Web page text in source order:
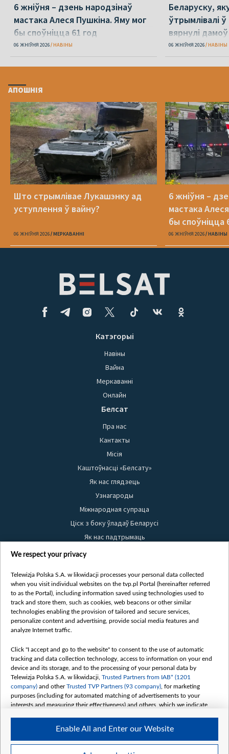
6 жніўня – дзень народзінаў
мастака Алеся Пушкіна. Яму мог
бы споўніцца 61 год
06 ЖНІЎНЯ 2026 НАВІНЫ
Беларуску,
ўтрымлівалі ў
вярнулі дамоў
06 ЖНІЎНЯ 2026 НАВІНЫ
АПОШНІЯ
Што стрымлівае Лукашэнку ад
уступлення ў вайну?
06 ЖНІЎНЯ 2026 МЕРКАВАННI
6 жніўня –
мастака
бы споўніцца
06 ЖНІЎНЯ 2026 НАВІНЫ
Катэгорыі
Навіны
Вайна
Меркаванні
Онлайн
Белсат
Пра нас
Кантакты
Місія
Каштоўнасці «Белсату»
Як нас глядзець
Узнагароды
Міжнародная супраца
Ціск з боку ўладаў Беларусі
Як нас падтрымаць
Правілы выкарыстання матэрыялаў
Бяспека
Youtube
Белсат news
Белсат Shorts
Жэстачайшы мульт
Belsat English
Biełsat PL
Белсат Now
Белсат History
Белсат Music
Белсат Doc
My consents
We respect your privacy
Telewizja Polska S.A. w likwidacji processes your personal data collected
when you visit individual websites on the tvp.pl Portal (hereinafter referred
to as the Portal), including information saved using technologies used to
track and store them, such as cookies, web beacons or other similar
technologies enabling the provision of tailored and secure services,
personalize content and advertising, provide social media features and
analyze Internet traffic.
Click "I accept and go to the website" to consent to the use of automatic
tracking and data collection technology, access to information on your end
device and its storage, and to the processing of your personal data by
Telewizja Polska S.A. w likwidacji, Trusted Partners from IAB* (1201
company) and otherTrusted TVP Partners (93 company) , for marketing
purposes (including for automated matching of advertisements to your
interests and measuring their effectiveness) and others, which we indicate
The purposes of processing your data by TVP S.A. w likwidacji are as
follows:
Enable All and Enter our Website